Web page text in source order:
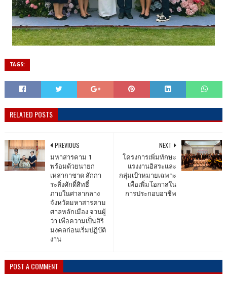
TAGS:
RELATED POSTS
NEXT
โครงการเพิ่มทักษะ
แรงงานอิสระและ
กลุ่มเป้าหมายเฉพาะ
เพื่อเพิ่มโอกาสใน
การประกอบอาชีพ
PREVIOUS
มหาสารคาม 1
พร้อมด้วยนายก
เหล่ากาชาด สักกา
ระสิ่งศักดิ์สิทธิ์
ภายในศาลากลาง
จังหวัดมหาสารคาม
ศาลหลักเมือง จวนผู้
ว่า เพื่อความเป็นสิริ
มงคลก่อนเริ่มปฏิบัติ
งาน
POST A COMMENT